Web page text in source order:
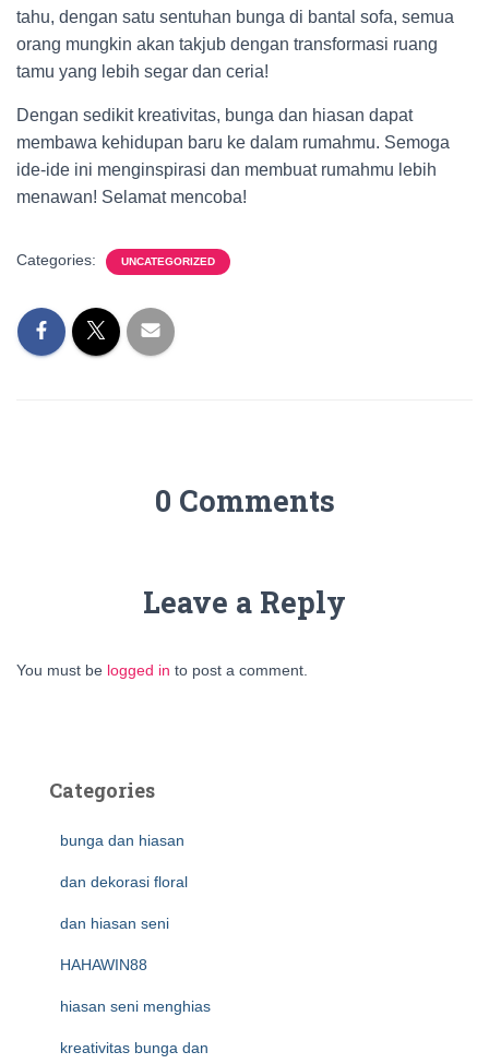
tahu, dengan satu sentuhan bunga di bantal sofa, semua
orang mungkin akan takjub dengan transformasi ruang
tamu yang lebih segar dan ceria!
Dengan sedikit kreativitas, bunga dan hiasan dapat
membawa kehidupan baru ke dalam rumahmu. Semoga
ide-ide ini menginspirasi dan membuat rumahmu lebih
menawan! Selamat mencoba!
Categories: UNCATEGORIZED
0 Comments
Leave a Reply
You must be logged in to post a comment.
Categories
bunga dan hiasan
dan dekorasi floral
dan hiasan seni
HAHAWIN88
hiasan seni menghias
kreativitas bunga dan